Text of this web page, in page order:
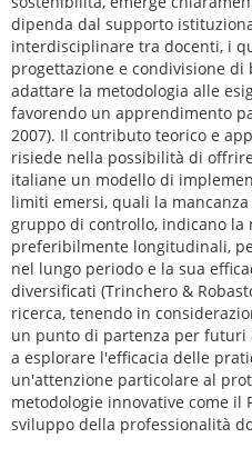
dipenda dal supporto
interdisciplinare tra docenti, i
progettazione e condivisione di
adattare la metodologia alle
favorendo un apprendimento
2007). Il contributo teorico e
risiede nella possibilità di
italiane un modello di
limiti emersi, quali la
gruppo di controllo, indicano
preferibilmente longitudinali,
nel lungo periodo e la sua
diversificati (Trinchero &
ricerca, tenendo in
un punto di partenza per
a esplorare l'efficacia delle
un'attenzione particolare al
metodologie innovative come il
sviluppo della professionalità